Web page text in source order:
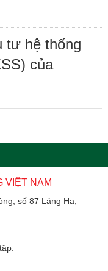
tư hệ thống
của
VIỆT NAM
số 87 Láng Hạ,